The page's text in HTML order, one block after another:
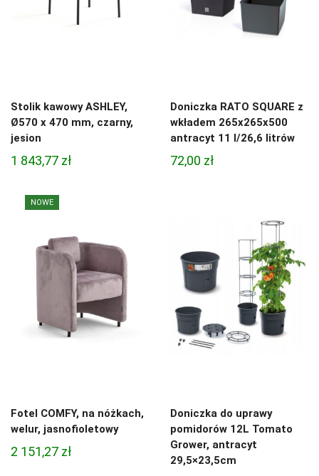
Stolik kawowy ASHLEY,
Ø570 x 470 mm, czarny,
jesion
1 843,77 zł
Doniczka RATO SQUARE z
wkładem 265x265x500
antracyt 11 l/26,6 litrów
72,00 zł
NOWE
Fotel COMFY, na nóżkach,
welur, jasnofioletowy
2 151,27 zł
Doniczka do uprawy
pomidorów 12L Tomato
Grower, antracyt
29,5×23,5cm